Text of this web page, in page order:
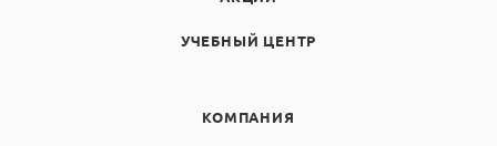
УЧЕБНЫЙ ЦЕНТР
КОМПАНИЯ